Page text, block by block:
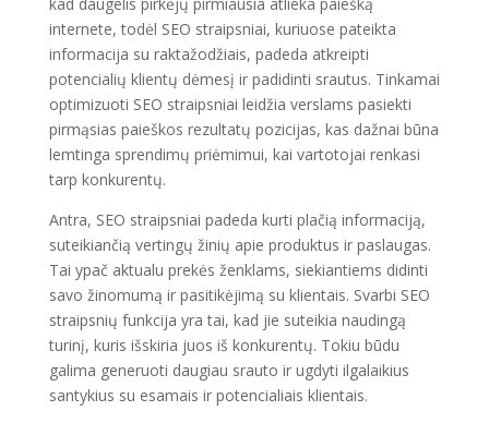
internete, todėl SEO straipsniai, kuriuose pateikta
informacija su raktažodžiais, padeda atkreipti
potencialių klientų dėmesį ir padidinti srautus. Tinkamai
optimizuoti SEO straipsniai leidžia verslams pasiekti
pirmąsias paieškos rezultatų pozicijas, kas dažnai būna
lemtinga sprendimų priėmimui, kai vartotojai renkasi
tarp konkurentų.
Antra, SEO straipsniai padeda kurti plačią informaciją,
suteikiančią vertingų žinių apie produktus ir paslaugas.
Tai ypač aktualu prekės ženklams, siekiantiems didinti
savo žinomumą ir pasitikėjimą su klientais. Svarbi SEO
straipsnių funkcija yra tai, kad jie suteikia naudingą
turinį, kuris išskiria juos iš konkurentų. Tokiu būdu
galima generuoti daugiau srauto ir ugdyti ilgalaikius
santykius su esamais ir potencialiais klientais.